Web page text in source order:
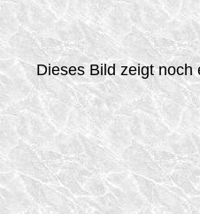
Dieses Bild zeigt noch